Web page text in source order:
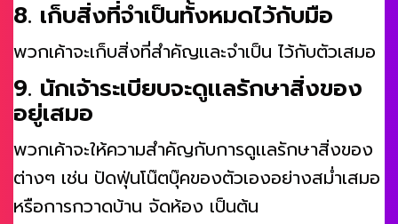
8. เก็บสิ่งที่จำเป็นทั้งหมดไว้กับมือ
พวกเค้าจะเก็บสิ่งที่สำคัญเเละจำเป็น ไว้กับตัวเสมอ
9. นักเจ้าระเบียบจะดูเเลรักษาสิ่งของ
อยู่เสมอ
พวกเค้าจะให้ความสำคัญกับการดูเเลรักษาสิ่งของ
ต่างๆ เช่น ปัดฟุ่นโน๊ตบุ๊คของตัวเองอย่างสม่ำเสมอ
หรือการกวาดบ้าน จัดห้อง เป็นต้น